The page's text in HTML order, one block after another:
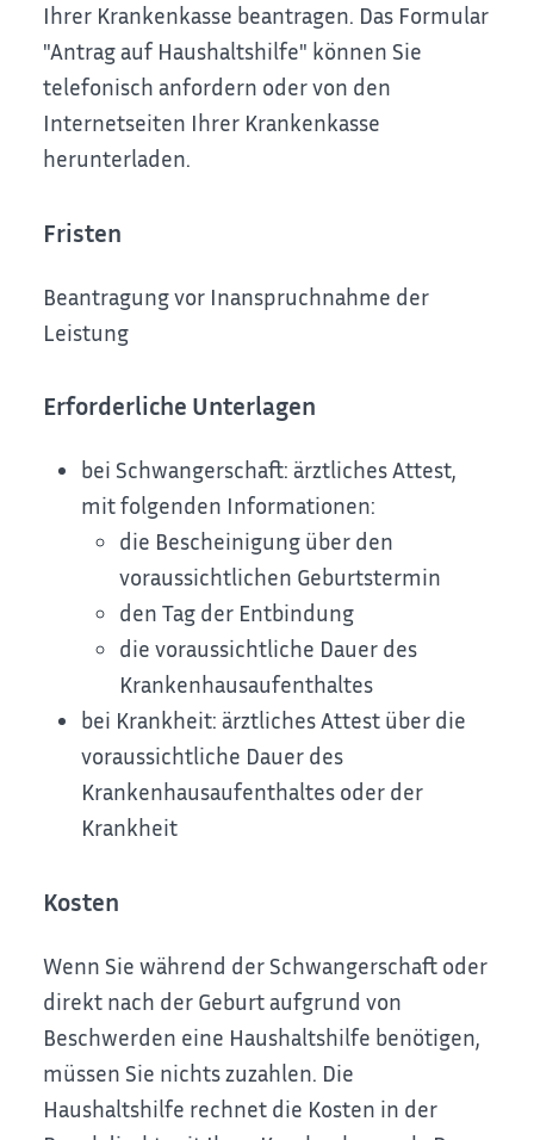
Ihrer Krankenkasse beantragen. Das Formular
"Antrag auf Haushaltshilfe" können Sie
telefonisch anfordern oder von den
Internetseiten Ihrer Krankenkasse
herunterladen.
Fristen
Beantragung vor Inanspruchnahme der
Leistung
Erforderliche Unterlagen
bei Schwangerschaft: ärztliches Attest,
mit folgenden Informationen:
die Bescheinigung über den
voraussichtlichen Geburtstermin
den Tag der Entbindung
die voraussichtliche Dauer des
Krankenhausaufenthaltes
bei Krankheit: ärztliches Attest über die
voraussichtliche Dauer des
Krankenhausaufenthaltes oder der
Krankheit
Kosten
Wenn Sie während der Schwangerschaft oder
direkt nach der Geburt aufgrund von
Beschwerden eine Haushaltshilfe benötigen,
müssen Sie nichts zuzahlen. Die
Haushaltshilfe rechnet die Kosten in der